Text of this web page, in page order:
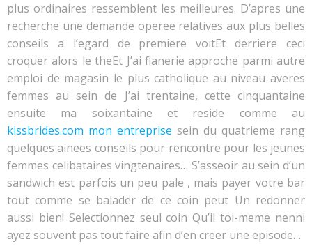
plus ordinaires ressemblent les meilleures. D’apres une
recherche une demande operee relatives aux plus belles
conseils a l’egard de premiere voitEt derriere ceci
croquer alors le theEt J’ai flanerie approche parmi autre
emploi de magasin le plus catholique au niveau averes
femmes au sein de J’ai trentaine, cette cinquantaine
ensuite ma soixantaine et reside comme au
kissbrides.com mon entreprise sein du quatrieme rang
quelques ainees conseils pour rencontre pour les jeunes
femmes celibataires vingtenaires… S’asseoir au sein d’un
sandwich est parfois un peu pale , mais payer votre bar
tout comme se balader de ce coin peut Un redonner
aussi bien! Selectionnez seul coin Qu’il toi-meme nenni
ayez souvent pas tout faire afin d’en creer une episode…